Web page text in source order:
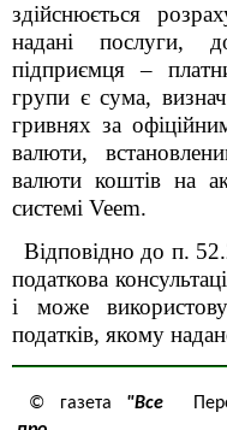
здійснюється
надані послуги,
підприємця –
групи є сума,
гривнях за
валюти,
валюти коштів на
системі Veem.
Відповідно до п.
податкова
і може
податків, якому
© газета "Все